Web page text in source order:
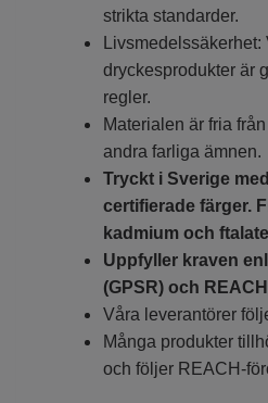
strikta standarder.
Livsmedelssäkerhet:
dryckesprodukter är
regler.
Materialen är fria
andra farliga ämnen.
Tryckt i Sverige
certifierade färger.
kadmium och
Uppfyller kraven
(GPSR) och
Våra leverantörer
Många produkter
och följer REACH-